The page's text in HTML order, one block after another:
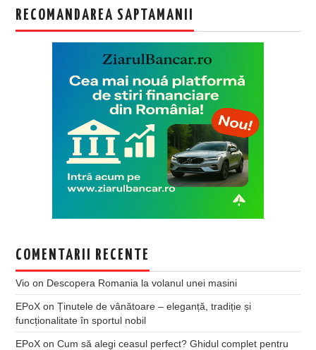
RECOMANDAREA SAPTAMANII
COMENTARII RECENTE
Vio on Descopera Romania la volanul unei masini
EPoX onȚinutele de vânătoare – eleganță, tradiție și
funcționalitate în sportul nobil
EPoX onCum să alegi ceasul perfect? Ghidul complet pentru